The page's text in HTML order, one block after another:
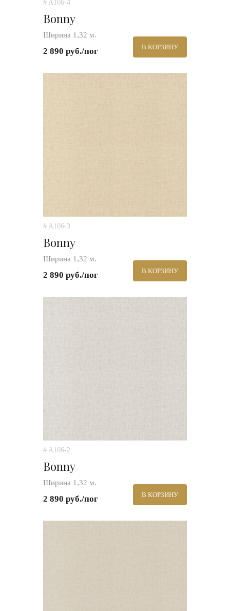
# A106-4
Bonny
Ширина 1,32 м.
2 890 руб./пог В КОРЗИНУ
# A106-3
Bonny
Ширина 1,32 м.
2 890 руб./пог В КОРЗИНУ
# A106-2
Bonny
Ширина 1,32 м.
2 890 руб./пог В КОРЗИНУ